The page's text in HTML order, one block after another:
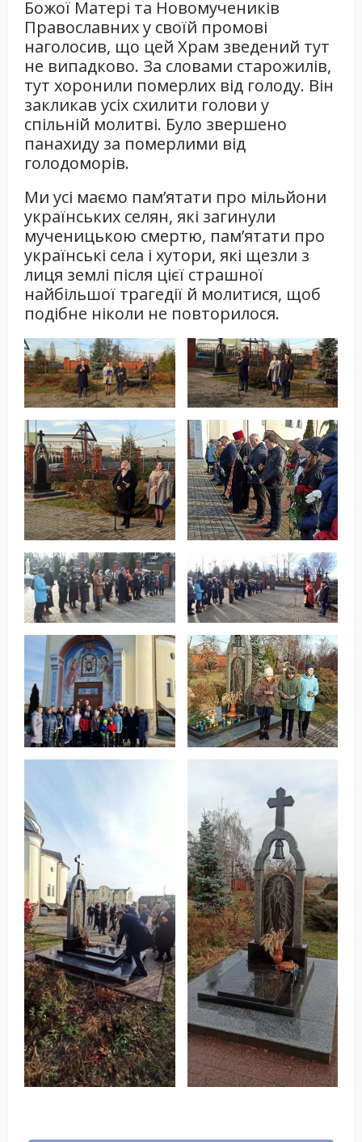
Божої Матері та Новомучеників
Православних у своїй промові
наголосив, що цей Храм зведений тут
не випадково. За словами старожилів,
тут хоронили померлих від голоду. Він
закликав усіх схилити голови у
спільній молитві. Було звершено
панахиду за померлими від
голодоморів.
Ми усі маємо пам’ятати про мільйони
українських селян, які загинули
мученицькою смертю, пам’ятати про
українські села і хутори, які щезли з
лиця землі після цієї страшної
найбільшої трагедії й молитися, щоб
подібне ніколи не повторилося.